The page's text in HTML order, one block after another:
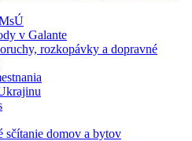
v Galante
rozkopávky a dopravné
sčítanie domov a bytov